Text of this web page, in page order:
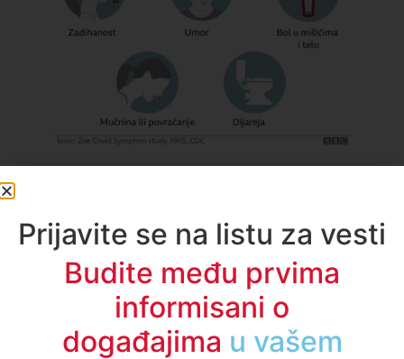
virusa, gripa i prehlade
Prijavite se na listu za vesti
Budite među prvima
informisani o